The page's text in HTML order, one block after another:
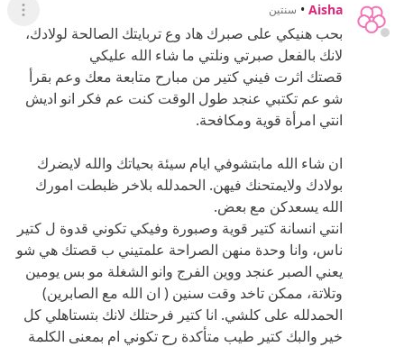
Aisha
• سنتين عرض
بحب هنيكي على صبرك هاد وع تربايتك الصالحة لولادك،
لانك بالفعل صبرتي ونلتي ما شاء الله عليكي
قصتك اثرت فيني كتير من مبارح متابعة معك وعم بقرأ
شو عم تكتبي عنجد طول الوقت كنت عم فكر انو اديش
انتي امرأة قوية ومكافحة.
ان شاء الله مابتشوفي ايام سيئة بحياتك والله لايضرك
بولادك ولايمتحنك فيهن. الحمدلله بلاخر ظبطت امورك
الله يسعدكن مع بعض.
انتي انسانة كتير قوية وصبورة وفيكي تكوني قدوة ل كتير
ناس، وانا وحدة منهن الصراحة علمتيني ب قصتك هي شو
يعني الصبر عنجد ووين الفرج وانو الشغلة مو بس يومين
وتلاتة، ممكن تاخد وقت سنين ( ان الله مع الصابرين)
الحمدلله على كلشي. انا كتير فرحتلك لانك بتستاهلي كل
خير والبك كتير طيب متأكدة رح تكوني ام بمعنى الكلمة